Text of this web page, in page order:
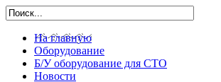
На главную
Оборудование
Б/У оборудование для СТО
Новости